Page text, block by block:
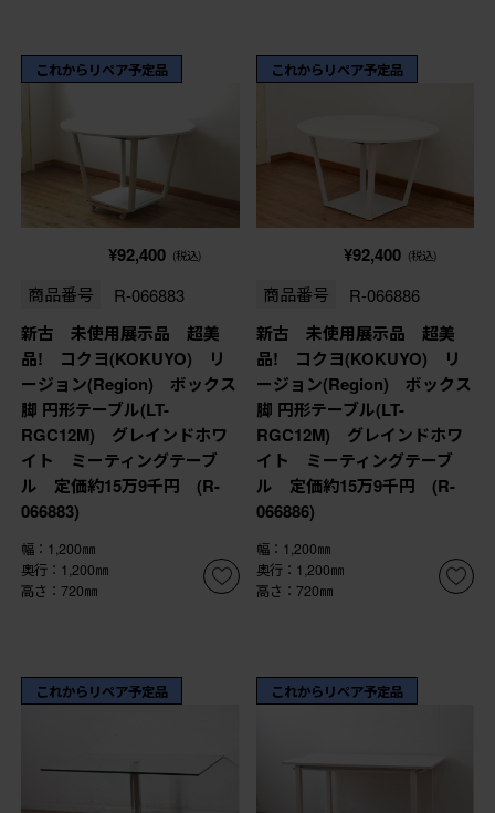
これからリペア予定品
¥92,400 (税込)
商品番号 R-066883
新古 未使用展示品 超美
品! コクヨ(KOKUYO) リ
ージョン(Region) ボックス
脚 円形テーブル(LT-
RGC12M) グレインドホワ
イト ミーティングテーブ
ル 定価約15万9千円 (R-
066883)
幅：1,200㎜
奥行：1,200㎜
高さ：720㎜
これからリペア予定品
¥92,400 (税込)
商品番号 R-066886
新古 未使用展示品 超美
品! コクヨ(KOKUYO) リ
ージョン(Region) ボックス
脚 円形テーブル(LT-
RGC12M) グレインドホワ
イト ミーティングテーブ
ル 定価約15万9千円 (R-
066886)
幅：1,200㎜
奥行：1,200㎜
高さ：720㎜
これからリペア予定品 これからリペア予定品